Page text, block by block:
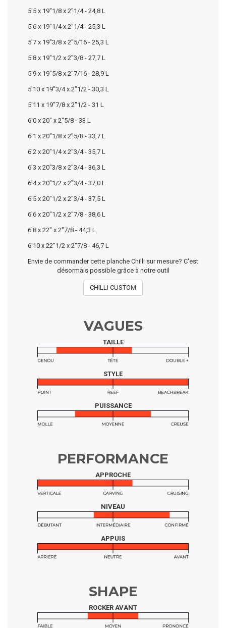
5'5 x 19"1/8 x 2"1/4 - 24,8 L
5'6 x 19"1/4 x 2"1/4 - 25,3 L
5'7 x 19"3/8 x 2"5/16 - 25,3 L
5'8 x 19"1/2 x 2"3/8 - 27,7 L
5'9 x 19"5/8 x 2"7/16 - 28,9 L
5'10 x 19"3/4 x 2"1/2 - 30,3 L
5'11 x 19"7/8 x 2"1/2 - 31 L
6'0 x 20" x 2"5/8 - 33 L
6'1 x 20"1/8 x 2"5/8 - 33,7 L
6'2 x 20"1/4 x 2"3/4 - 35,7 L
6'3 x 20"3/8 x 2"3/4 - 36,3 L
6'4 x 20"1/2 x 2"3/4 - 37,0 L
6'5 x 20"1/2 x 2"3/4 - 37,5 L
6'6 x 20"1/2 x 2"7/8 - 38,6 L
6'8 x 22" x 2"7/8 - 44,3 L
6'10 x 22"1/2 x 2"7/8 - 46,7 L
Envie de commander cette planche Chilli sur mesure? C'est
désormais possible grâce à notre outil
CHILLI CUSTOM
VAGUES
TAILLE
STYLE
PUISSANCE
PERFORMANCE
APPROCHE
NIVEAU
APPUIS
SHAPE
ROCKER AVANT